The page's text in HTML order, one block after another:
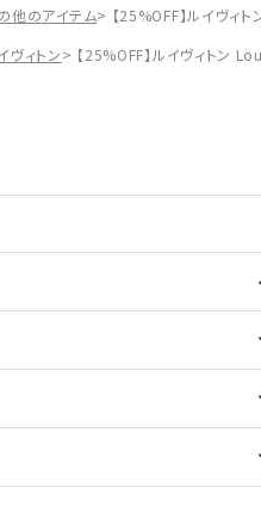
他のアイテム
【25%OFF】ルイヴィ
ヴィトン 【25%OFF】ルイヴィトン